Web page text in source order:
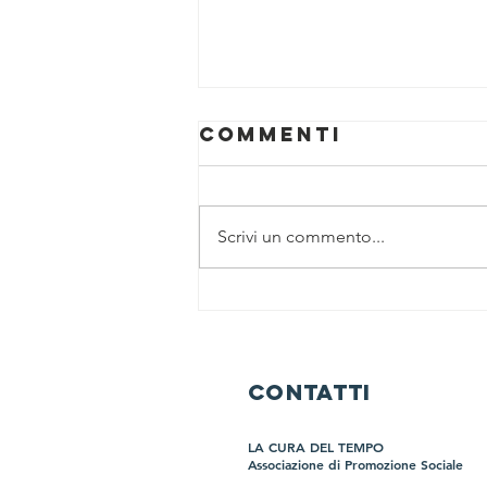
raccontano
la demenza
non cancella
Commenti
Scrivi un commento...
CONTATTI
LA CURA DEL TEMPO
Associazione di Promozione Sociale